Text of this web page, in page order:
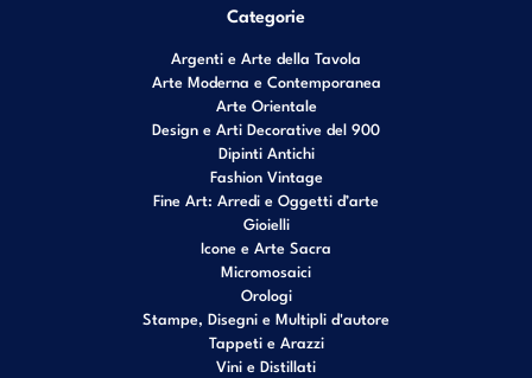
Categorie
Argenti e Arte della Tavola
Arte Moderna e Contemporanea
Arte Orientale
Design e Arti Decorative del 900
Dipinti Antichi
Fashion Vintage
Fine Art: Arredi e Oggetti d’arte
Gioielli
Icone e Arte Sacra
Micromosaici
Orologi
Stampe, Disegni e Multipli d'autore
Tappeti e Arazzi
Vini e Distillati